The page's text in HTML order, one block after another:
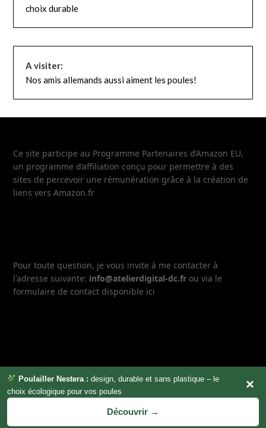
choix durable
A visiter:
Nos amis allemands aussi aiment les poules!
Poulailler Nestera : design, durable et sans plastique – le
choix écologique pour vos poules
Découvrir →
×
Ce site participe au Programme Partenaires d’Amazon EU,
un programme d’affiliation conçu pour permettre à des
sites de percevoir une rémunération grâce à la création de
liens vers Amazon.fr
Pour toute question, je vous invite à me contacter à
l'adresse suivante: info@atelierdigital-dc.fr ou via le
formulaire de contact disponible ici